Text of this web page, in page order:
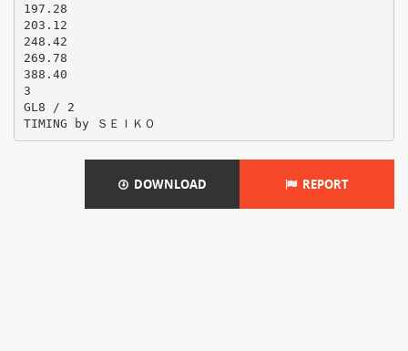
197.28
203.12
248.42
269.78
388.40
3
GL8 / 2
DOWNLOAD REPORT